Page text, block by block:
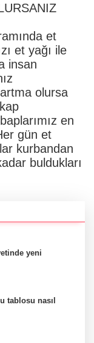
et
et yağı ile
insan
olursa
en
gün et
kurbandan
buldukları
yeni
tablosu nasıl